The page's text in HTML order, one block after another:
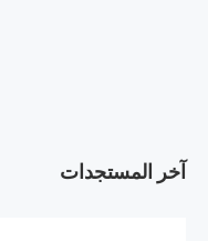
آخر المستجدات